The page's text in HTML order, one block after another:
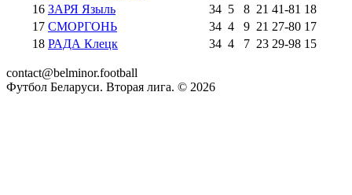
16 ЗАРЯ Языль 34 5 8 21 41-81 18
17 СМОРГОНЬ 34 4 9 21 27-80 17
18 РАДА Клецк 34 4 7 23 29-98 15
contact@belminor.football
Футбол Беларуси. Вторая лига. © 2026